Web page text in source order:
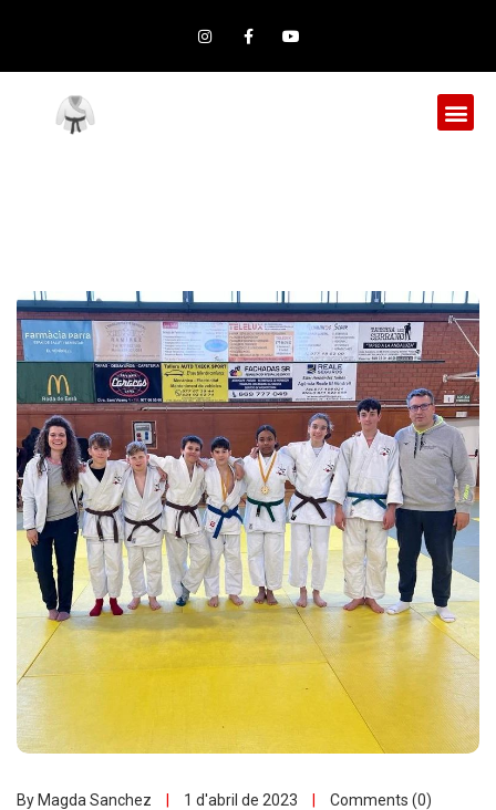
By Magda Sanchez 1 d'abril de 2023 Comments (0)